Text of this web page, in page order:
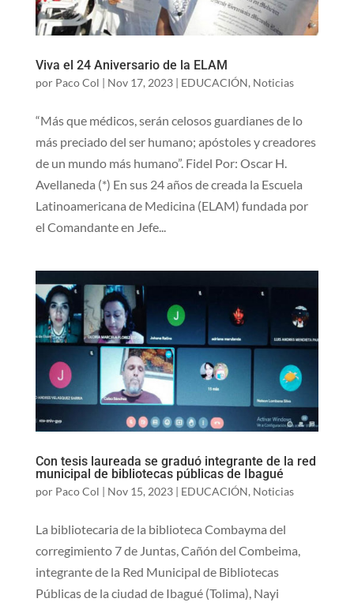
Viva el 24 Aniversario de la ELAM
por Paco Col | Nov 17, 2023| EDUCACIÓN, Noticias
“Más que médicos, serán celosos guardianes de lo
más preciado del ser humano; apóstoles y creadores
de un mundo más humano”. Fidel Por: Oscar H.
Avellaneda (*) En sus 24 años de creada la Escuela
Latinoamericana de Medicina (ELAM) fundada por
el Comandante en Jefe...
Con tesis laureada se graduó integrante de la red
municipal de bibliotecas públicas de Ibagué
por Paco Col Nov 15, 2023| EDUCACIÓN, Noticias
La bibliotecaria de la biblioteca Combayma del
corregimiento 7 de Juntas, Cañón del Combeima,
integrante de la Red Municipal de Bibliotecas
Públicas de la ciudad de Ibagué (Tolima), Nayi